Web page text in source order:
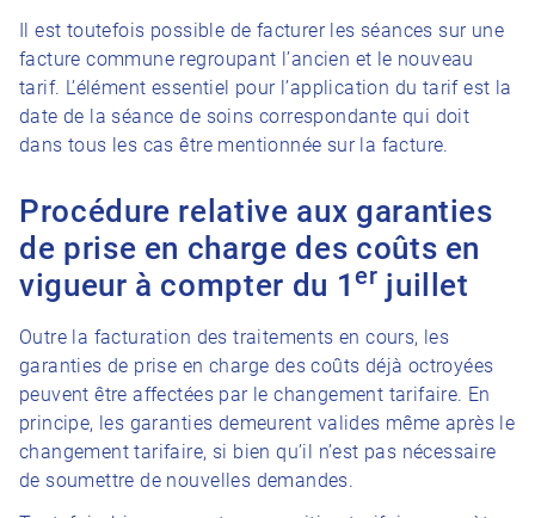
Il est toutefois possible de facturer les séances sur une
facture commune regroupant l’ancien et le nouveau
tarif. L’élément essentiel pour l’application du tarif est la
date de la séance de soins correspondante qui doit
dans tous les cas être mentionnée sur la facture.
Procédure relative aux garanties
de prise en charge des coûts en
vigueur à compter du 1er juillet
Outre la facturation des traitements en cours, les
garanties de prise en charge des coûts déjà octroyées
peuvent être affectées par le changement tarifaire. En
principe, les garanties demeurent valides même après le
changement tarifaire, si bien qu’il n’est pas nécessaire
de soumettre de nouvelles demandes.